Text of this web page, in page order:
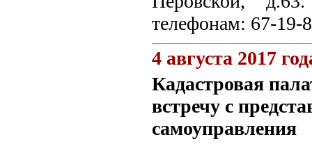
телефонам: 67-19-
4 августа 2017
Кадастровая
встречу с
самоуправления